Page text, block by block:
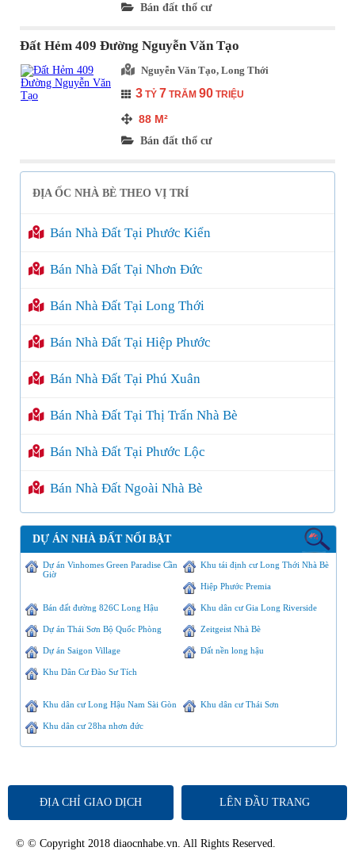
Bán đất thổ cư
Đất Hẻm 409 Đường Nguyễn Văn Tạo
Nguyễn Văn Tạo, Long Thới
3 TỶ 7 TRĂM90 TRIỆU
88 M²
Bán đất thổ cư
ĐỊA ỐC NHÀ BÈ THEO VỊ TRÍ
Bán Nhà Đất Tại Phước Kiển
Bán Nhà Đất Tại Nhơn Đức
Bán Nhà Đất Tại Long Thới
Bán Nhà Đất Tại Hiệp Phước
Bán Nhà Đất Tại Phú Xuân
Bán Nhà Đất Tại Thị Trấn Nhà Bè
Bán Nhà Đất Tại Phước Lộc
Bán Nhà Đất Ngoài Nhà Bè
DỰ ÁN NHÀ ĐẤT NỔI BẬT
Dự án Vinhomes Green Paradise Cần
Giờ
Khu tái định cư Long Thới Nhà Bè
Hiệp Phước Premia
Bán đất đường 826C Long Hậu Khu dân cư Gia Long Riverside
Dự án Thái Sơn Bộ Quốc Phòng Zeitgeist Nhà Bè
Dự án Saigon Village Đất nền long hậu
Khu Dân Cư Đào Sư Tích
Khu dân cư Long Hậu Nam Sài Gòn Khu dân cư Thái Sơn
Khu dân cư 28ha nhơn đức
ĐỊA CHỈ GIAO DỊCH LÊN ĐẦU TRANG
© © Copyright 2018 diaocnhabe.vn. All Rights Reserved.